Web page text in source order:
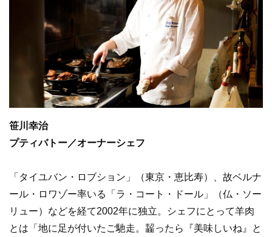
笹川幸治
プティバトー／オーナーシェフ
「タイユバン・ロブション」（東京・恵比寿）、故ベルナ
ール・ロワゾー率いる「ラ・コート・ドール」（仏・ソー
リュー）などを経て2002年に独立。シェフにとって羊肉
とは「地に足が付いたご馳走。齧ったら『美味しいね』と